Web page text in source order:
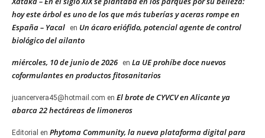
hoy este árbol es uno de los que más tuberías y aceras rompe en
España – Yacal
en Un ácaro eriófido, potencial agente de control
biológico del ailanto
miércoles, 10 de junio de 2026 en La UE prohíbe doce nuevos
coformulantes en productos fitosanitarios
juancervera45@hotmail.com en El brote de CYVCV en Alicante ya
abarca 22 hectáreas de limoneros
Editorial en Phytoma Community, la nueva plataforma digital para